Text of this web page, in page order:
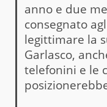
anno e due
consegnato
legittimare la
Garlasco,
telefonini e le